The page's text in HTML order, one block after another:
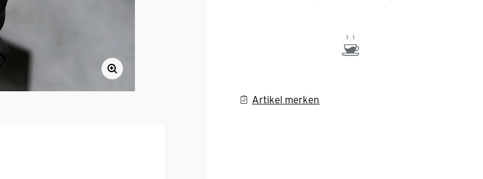
Artikel merken